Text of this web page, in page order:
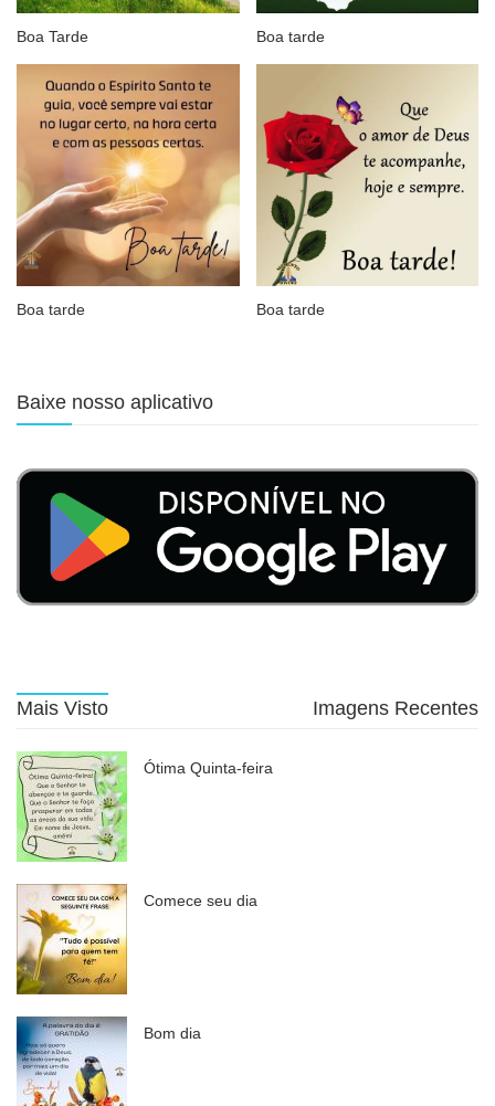
Boa Tarde Boa tarde
Boa tarde Boa tarde
Baixe nosso aplicativo
Mais Visto Imagens Recentes
Ótima Quinta-feira
Comece seu dia
Bom dia